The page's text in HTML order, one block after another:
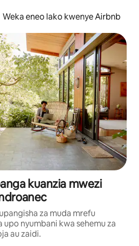
Weka eneo lako kwenye Airbnb
kuanzia mwezi
za muda mrefu
upo nyumbani kwa sehemu za
au zaidi.